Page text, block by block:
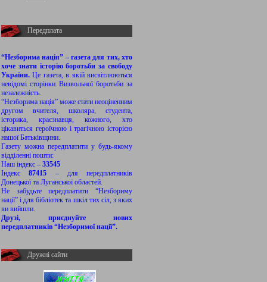
Передплата
“Незборима нація” – газета для тих, хто
хоче знати історію боротьби за свободу
України.Це газета, в якій висвітлюються
невідомі сторінки Визвольної боротьби за
незалежність.
“Незборима нація” може стати неоціненним
другом вчителя, школяра, студента,
історика, краєзнавця, кожного, хто
цікавиться героїчною і трагічною історією
нашої Батьківщини.
Газету можна передплатити у будь-якому
відділенні пошти:
Наш індекс – 33545
Індекс87415 – для передплатників
Донецької та Луганської областей.
Не забудьте передплатити “Незбориму
нації” і для бібліотек та шкіл тих сіл, з яких
ви вийшли.
Друзі, приєднуйте нових
передплатників “Незборимої нації”.
Дружні сайти